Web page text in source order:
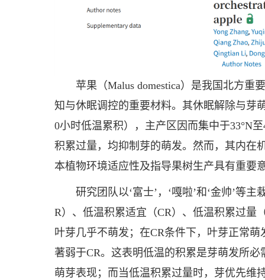
苹果（Malus domestica）是我国北方
知与休眠调控的重要材料。其休眠解除与芽
0小时低温累积），主产区因而集中于33°N
积累过量，均抑制芽的萌发。然而，其内在
本植物环境适应性及指导果树生产具有重要
研究团队以‘富士’，‘嘎啦’和‘金帅’等
R）、低温积累适宜（CR）、低温积累过量
叶芽几乎不萌发；在CR条件下，叶芽正常
著弱于CR。这表明低温的积累是芽萌发所
萌芽表现；而当低温积累过量时，芽优先维